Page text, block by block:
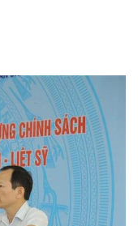
Thi đua khen thưởng